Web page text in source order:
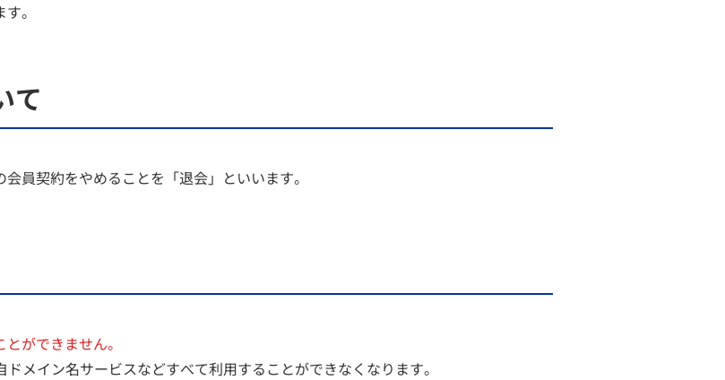
。
て
員契約をやめることを「退会」といいます。
ができません。
メイン名サービスなどすべて利用することができなくなります。